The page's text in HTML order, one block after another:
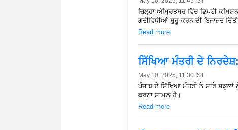
ਜ਼ਿਲ੍ਹਾ ਅੰਮ੍ਰਿਤਸਰ ਵਿੱਚ ਡਿਪਟੀ
ਗਤੀਵਿਧੀਆਂ ਸ਼ੁਰੂ ਕਰਨ ਦੀ ਇਜਾਜ਼ਤ
Read more
ਸਿੱਖਿਆ ਮੰਤਰੀ ਦੇ
May 10, 2025, 11:30 IST
ਪੰਜਾਬ ਦੇ ਸਿੱਖਿਆ ਮੰਤਰੀ ਨੇ ਸਾਰੇ
ਕਰਨਾ ਸ਼ਾਮਲ ਹੈ।
Read more